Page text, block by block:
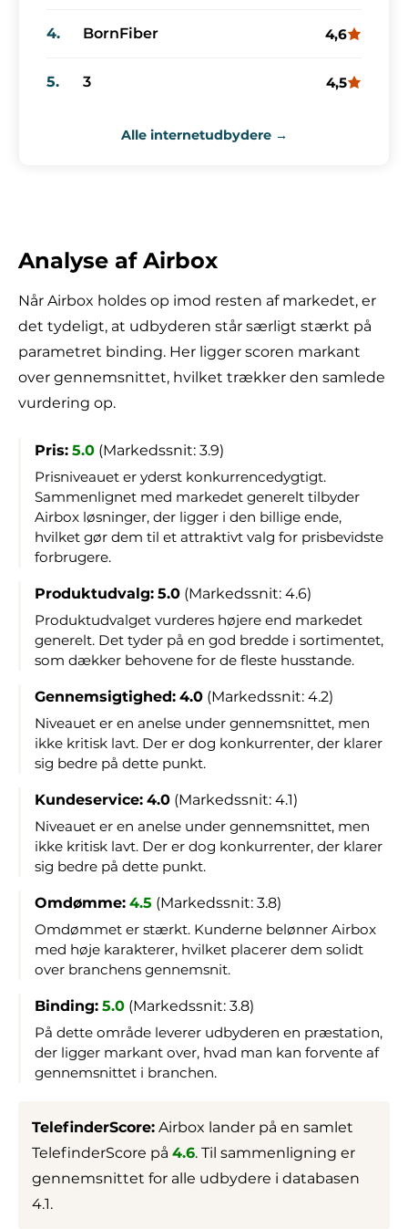
4. BornFiber 4,6
5. 3 4,5
Alle internetudbydere →
Analyse af Airbox
Når Airbox holdes op imod resten af markedet, er
det tydeligt, at udbyderen står særligt stærkt på
parametret binding. Her ligger scoren markant
over gennemsnittet, hvilket trækker den samlede
vurdering op.
Pris: 5.0 (Markedssnit: 3.9)
Prisniveauet er yderst konkurrencedygtigt.
Sammenlignet med markedet generelt tilbyder
Airbox løsninger, der ligger i den billige ende,
hvilket gør dem til et attraktivt valg for prisbevidste
forbrugere.
Produktudvalg: 5.0 (Markedssnit: 4.6)
Produktudvalget vurderes højere end markedet
generelt. Det tyder på en god bredde i sortimentet,
som dækker behovene for de fleste husstande.
Gennemsigtighed: 4.0 (Markedssnit: 4.2)
Niveauet er en anelse under gennemsnittet, men
ikke kritisk lavt. Der er dog konkurrenter, der klarer
sig bedre på dette punkt.
Kundeservice: 4.0 (Markedssnit: 4.1)
Niveauet er en anelse under gennemsnittet, men
ikke kritisk lavt. Der er dog konkurrenter, der klarer
sig bedre på dette punkt.
Omdømme: 4.5 (Markedssnit: 3.8)
Omdømmet er stærkt. Kunderne belønner Airbox
med høje karakterer, hvilket placerer dem solidt
over branchens gennemsnit.
Binding: 5.0 (Markedssnit: 3.8)
På dette område leverer udbyderen en præstation,
der ligger markant over, hvad man kan forvente af
gennemsnittet i branchen.
TelefinderScore: Airbox lander på en samlet
TelefinderScore på 4.6. Til sammenligning er
gennemsnittet for alle udbydere i databasen
4.1.